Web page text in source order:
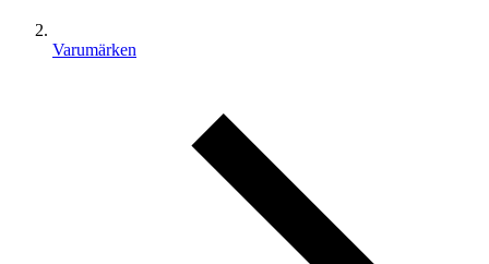
Varumärken